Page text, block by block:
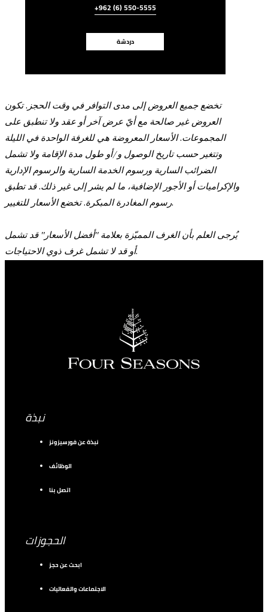
+962 (6) 550-5555
دردشة
تخضع جميع العروض إلى مدى التوافر في وقت الحجز. تكون
العروض غير صالحة مع أيّ عرض آخر أو عقد ولا تنطبق على
المجموعات. الأسعار المعروضة هي للغرفة الواحدة في الليلة
وتتغير حسب تاريخ الوصول و/أو طول مدة الإقامة ولا تشمل
الضرائب السارية ورسوم الخدمة السارية والرسوم الإدارية
والإكراميات أو الأجور الإضافية، ما لم يشر إلى غير ذلك. قد تطبق
رسوم المغادرة المبكرة. تخضع الأسعار للتغيير.
يُرجى العلم بأن الغرف المميّزة بعلامة "أفضل الأسعار" قد تشمل
أو قد لا تشمل غرف ذوي الاحتياجات.
نبذة
نبذة عن فورسيزونز
الوظائف
اتصل بنا
الحجوزات
ابحث عن حجز
الاجتماعات والفعاليات